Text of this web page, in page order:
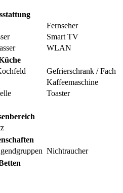
Fernseher
Smart TV
WLAN
Gefrierschrank / Fach
Kaffeemaschine
Toaster
Nichtraucher